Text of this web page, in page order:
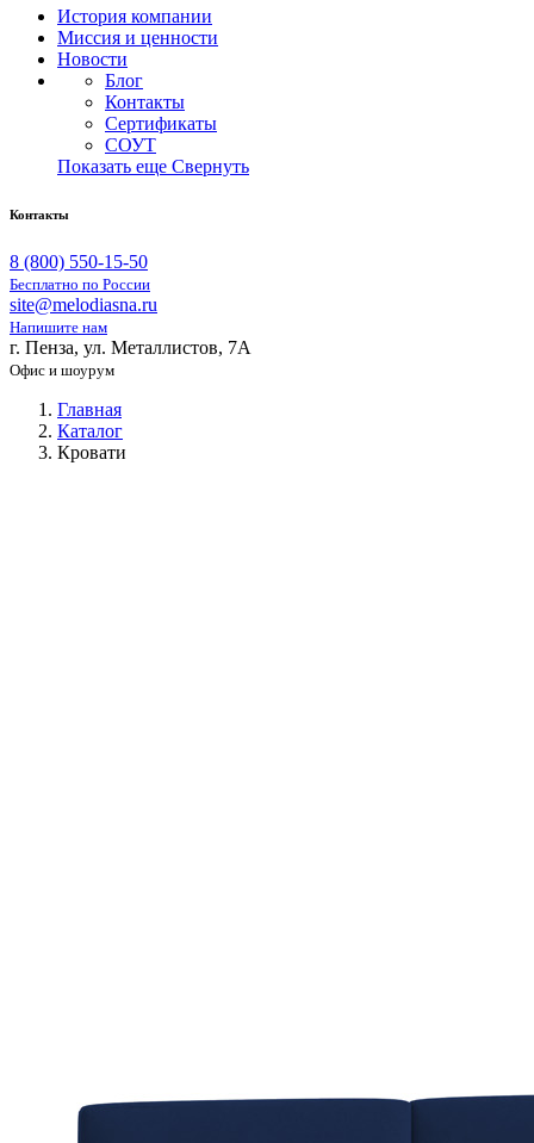
История компании
Миссия и ценности
Новости
Блог
Контакты
Сертификаты
СОУТ
Показать еще Свернуть
Контакты
8 (800) 550-15-50
Бесплатно по России
site@melodiasna.ru
Напишите нам
г. Пенза, ул. Металлистов, 7А
Офис и шоурум
Главная
Каталог
Кровати